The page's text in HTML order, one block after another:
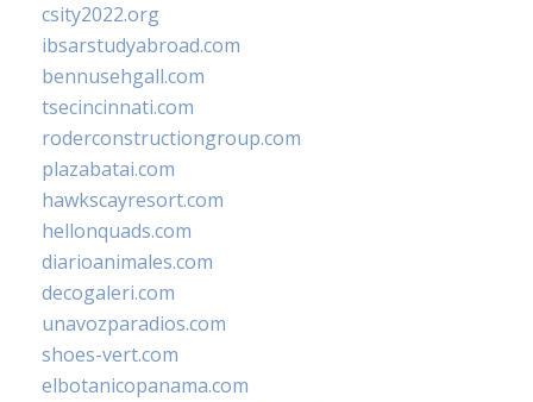
csity2022.org
ibsarstudyabroad.com
bennusehgall.com
tsecincinnati.com
roderconstructiongroup.com
plazabatai.com
hawkscayresort.com
hellonquads.com
diarioanimales.com
decogaleri.com
unavozparadios.com
shoes-vert.com
elbotanicopanama.com